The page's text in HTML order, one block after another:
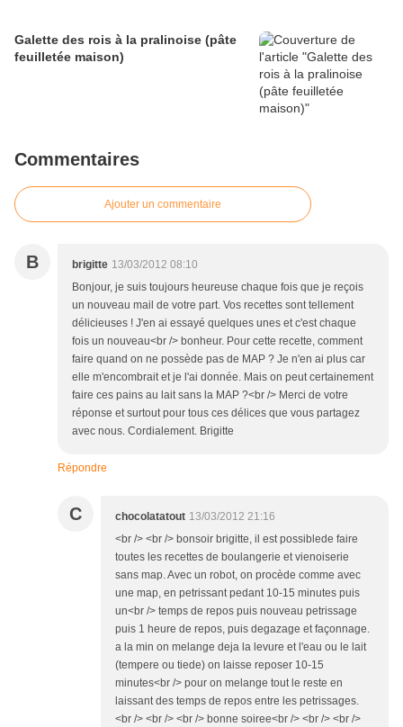
Galette des rois à la pralinoise (pâte
feuilletée maison)
Commentaires
Ajouter un commentaire
B brigitte 13/03/2012 08:10
Bonjour, je suis toujours heureuse chaque fois que je reçois
un nouveau mail de votre part. Vos recettes sont tellement
délicieuses ! J'en ai essayé quelques unes et c'est chaque
fois un nouveau<br /> bonheur. Pour cette recette, comment
faire quand on ne possède pas de MAP ? Je n'en ai plus car
elle m'encombrait et je l'ai donnée. Mais on peut certainement
faire ces pains au lait sans la MAP ?<br /> Merci de votre
réponse et surtout pour tous ces délices que vous partagez
avec nous. Cordialement. Brigitte
Répondre
C chocolatatout 13/03/2012 21:16
<br /> <br /> bonsoir brigitte, il est possiblede faire
toutes les recettes de boulangerie et vienoiserie
sans map. Avec un robot, on procède comme avec
une map, en petrissant pedant 10-15 minutes puis
un<br /> temps de repos puis nouveau petrissage
puis 1 heure de repos, puis degazage et façonnage.
a la min on melange deja la levure et l'eau ou le lait
(tempere ou tiede) on laisse reposer 10-15
minutes<br /> pour on melange tout le reste en
laissant des temps de repos entre les petrissages.
<br /> <br /> <br /> bonne soiree<br /> <br /> <br />